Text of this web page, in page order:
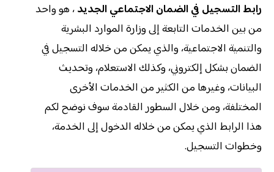
رابط التسجيل في الضمان الاجتماعي الجديد، هو واحد
من بين الخدمات التابعة إلى وزارة الموارد البشرية
والتنمية الاجتماعية، والذي يمكن من خلاله التسجيل في
الضمان بشكل إلكتروني، وكذلك الاستعلام، وتحديث
البيانات، وغيرها من الكثير من الخدمات الأخرى
المختلفة، ومن خلال السطور القادمة سوف نوضح لكم
هذا الرابط الذي يمكن من خلاله الدخول إلى الخدمة،
وخطوات التسجيل.